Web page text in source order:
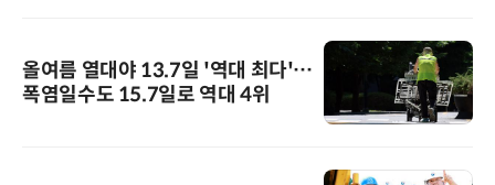
올여름 열대야 13.7일 '역대 최다'…
폭염일수도 15.7일로 역대 4위